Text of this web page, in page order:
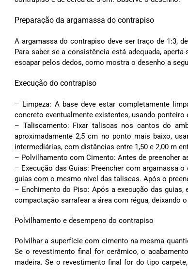
Preparação da argamassa do contrapiso
A argamassa do contrapiso deve ser traço de 1:3,
Para saber se a consistência está adequada,
escapar pelos dedos, como mostra o desenho a
Execução do contrapiso
– Limpeza: A base deve estar completamente
concreto eventualmente existentes, usando ponteiro
– Taliscamento: Fixar taliscas nos cantos do
aproximadamente 2,5 cm no ponto mais baixo,
intermediárias, com distâncias entre 1,50 e 2,00 m
– Polvilhamento com Cimento: Antes de preencher
– Execução das Guias: Preencher com argamassa
guias com o mesmo nível das taliscas. Após o
– Enchimento do Piso: Após a execução das
compactação sarrafear a área com régua, deixando
Polvilhamento e desempeno do contrapiso
Polvilhar a superfície com cimento na mesma
Se o revestimento final for cerâmico, o
madeira. Se o revestimento final for do tipo